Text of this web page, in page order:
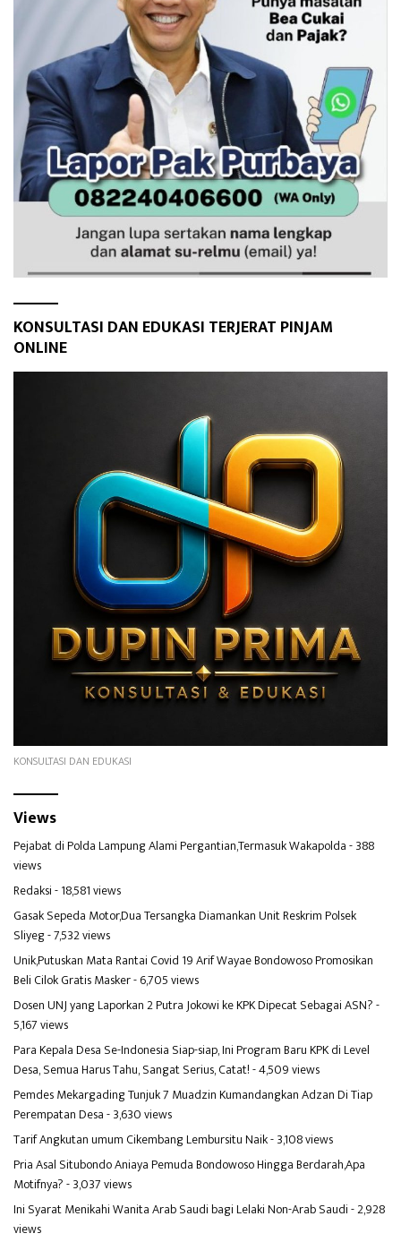
KONSULTASI DAN EDUKASI TERJERAT PINJAM
ONLINE
KONSULTASI DAN EDUKASI
Views
Pejabat di Polda Lampung Alami Pergantian,Termasuk Wakapolda- 388
views
Redaksi- 18,581 views
Gasak Sepeda Motor,Dua Tersangka Diamankan Unit Reskrim Polsek
Sliyeg- 7,532 views
Unik,Putuskan Mata Rantai Covid 19 Arif Wayae Bondowoso Promosikan
Beli Cilok Gratis Masker- 6,705 views
Dosen UNJ yang Laporkan 2 Putra Jokowi ke KPK Dipecat Sebagai ASN?-
5,167 views
Para Kepala Desa Se-Indonesia Siap-siap, Ini Program Baru KPK di Level
Desa, Semua Harus Tahu, Sangat Serius, Catat!- 4,509 views
Pemdes Mekargading Tunjuk 7 Muadzin Kumandangkan Adzan Di Tiap
Perempatan Desa- 3,630 views
Tarif Angkutan umum Cikembang Lembursitu Naik- 3,108 views
Pria Asal Situbondo Aniaya Pemuda Bondowoso Hingga Berdarah,Apa
Motifnya?- 3,037 views
Ini Syarat Menikahi Wanita Arab Saudi bagi Lelaki Non-Arab Saudi- 2,928
views